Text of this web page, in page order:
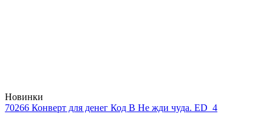
Новинки
70266 Конверт для денег Код В Не жди чуда. ED_4